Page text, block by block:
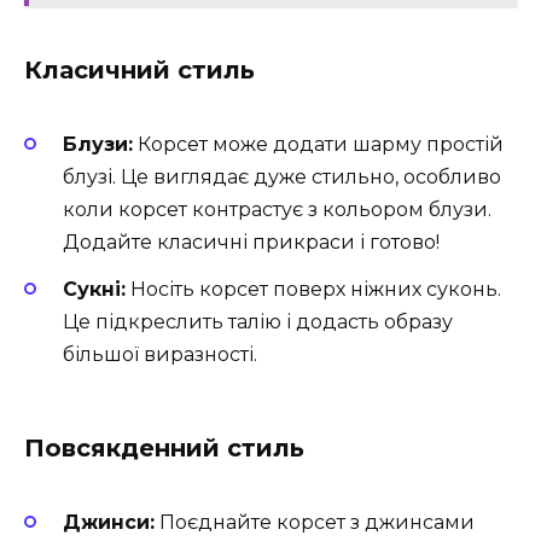
Класичний стиль
Блузи: Корсет може додати шарму простій
блузі. Це виглядає дуже стильно, особливо
коли корсет контрастує з кольором блузи.
Додайте класичні прикраси і готово!
Сукні: Носіть корсет поверх ніжних суконь.
Це підкреслить талію і додасть образу
більшої виразності.
Повсякденний стиль
Джинси: Поєднайте корсет з джинсами